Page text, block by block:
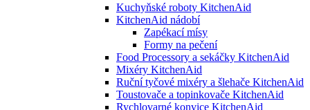
Kuchyňské roboty KitchenAid
KitchenAid nádobí
Zapékací mísy
Formy na pečení
Food Processory a sekáčky KitchenAid
Mixéry KitchenAid
Ruční tyčové mixéry a šlehače KitchenAid
Toustovače a topinkovače KitchenAid
Rychlovarné konvice KitchenAid